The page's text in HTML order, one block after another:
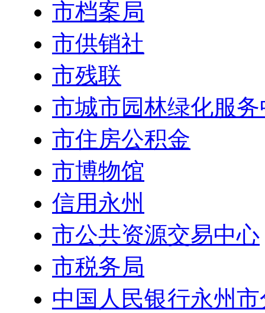
市档案局
市供销社
市残联
市城市园林绿化服
市住房公积金
市博物馆
信用永州
市公共资源交易中心
市税务局
中国人民银行永州